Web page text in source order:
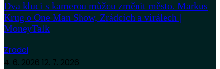
Dva kluci s kamerou můžou změnit město. Markus
Krug o One Man Show, Zrádcích a virálech |
MoneyTalk
Zradci
4. 6. 2026 12. 7. 2026